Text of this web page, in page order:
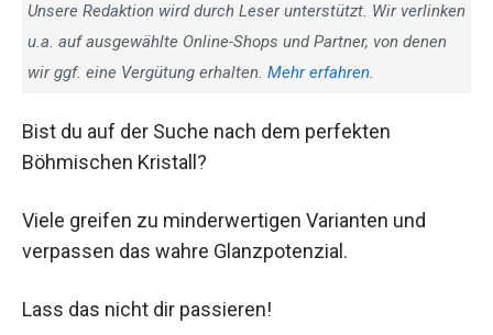
Unsere Redaktion wird durch Leser unterstützt. Wir verlinken
u.a. auf ausgewählte Online-Shops und Partner, von denen
wir ggf. eine Vergütung erhalten. Mehr erfahren.
Bist du auf der Suche nach dem perfekten
Böhmischen Kristall?
Viele greifen zu minderwertigen Varianten und
verpassen das wahre Glanzpotenzial.
Lass das nicht dir passieren!